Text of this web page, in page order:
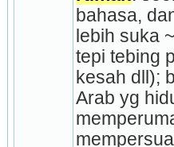
bahasa,
lebih suka
tepi tebing
kesah dll);
Arab yg